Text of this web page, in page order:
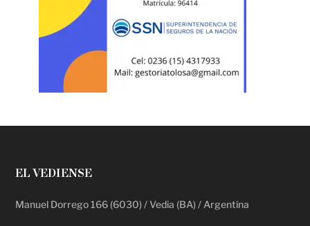
EL VEDIENSE
Manuel Dorrego 166 (6030) / Vedia (BA) / Argentina